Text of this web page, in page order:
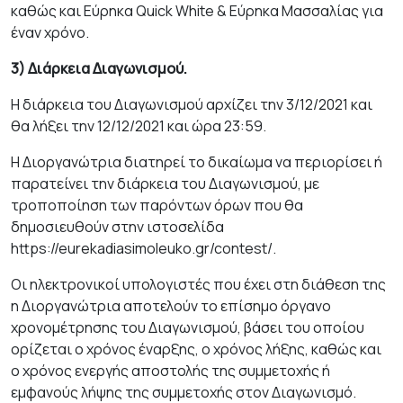
καθώς και Εύρηκα Quick White & Εύρηκα Μασσαλίας για
έναν χρόνο.
3) Διάρκεια Διαγωνισμού.
Η διάρκεια του Διαγωνισμού αρχίζει την 3/12/2021 και
θα λήξει την 12/12/2021 και ώρα 23:59.
Η Διοργανώτρια διατηρεί το δικαίωμα να περιορίσει ή
παρατείνει την διάρκεια του Διαγωνισμού, με
τροποποίηση των παρόντων όρων που θα
δημοσιευθούν στην ιστοσελίδα
https://eurekadiasimoleuko.gr/contest/.
Οι ηλεκτρονικοί υπολογιστές που έχει στη διάθεση της
η Διοργανώτρια αποτελούν το επίσημο όργανο
χρονομέτρησης του Διαγωνισμού, βάσει του οποίου
ορίζεται ο χρόνος έναρξης, ο χρόνος λήξης, καθώς και
ο χρόνος ενεργής αποστολής της συμμετοχής ή
εμφανούς λήψης της συμμετοχής στον Διαγωνισμό.